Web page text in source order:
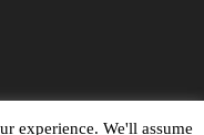
experience. We'll assume